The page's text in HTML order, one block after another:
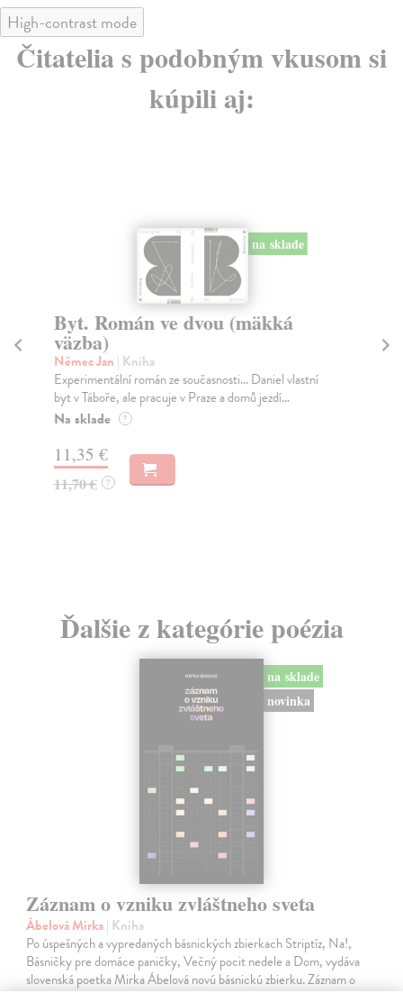
High-contrast mode
Čitatelia s podobným vkusom si
kúpili aj:
na sklade
Byt. Román ve dvou (mäkká
väzba)
Němec Jan | Kniha
Experimentální román ze současnosti... Daniel vlastní
byt v Táboře, ale pracuje v Praze a domů jezdí...
Na sklade ?
11,35 €
11,70 € ?
Ďalšie z kategórie poézia
na sklade
novinka
Záznam o vzniku zvláštneho sveta
Ábelová Mirka| Kniha
Po úspešných a vypredaných básnických zbierkach Striptíz, Na!,
Básničky pre domáce paničky, Večný pocit nedele a Dom, vydáva
slovenská poetka Mirka Ábelová novú básnickú zbierku. Záznam o
vzniku zvláštneho…